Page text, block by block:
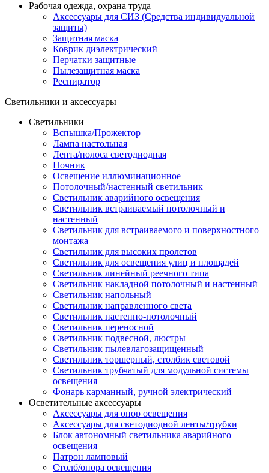
Рабочая одежда, охрана труда
Аксессуары для СИЗ (Средства индивидуальной
защиты)
Защитная маска
Коврик диэлектрический
Перчатки защитные
Пылезащитная маска
Респиратор
Светильники и аксессуары
Светильники
Вспышка/Прожектор
Лампа настольная
Лента/полоса светодиодная
Ночник
Освещение иллюминационное
Потолочный/настенный светильник
Светильник аварийного освещения
Светильник встраиваемый потолочный и
настенный
Светильник для встраиваемого и поверхностного
монтажа
Светильник для высоких пролетов
Светильник для освещения улиц и площадей
Светильник линейный реечного типа
Светильник накладной потолочный и настенный
Светильник напольный
Светильник направленного света
Светильник настенно-потолочный
Светильник переносной
Светильник подвесной, люстры
Светильник пылевлагозащищенный
Светильник торшерный, столбик световой
Светильник трубчатый для модульной системы
освещения
Фонарь карманный, ручной электрический
Осветительные аксессуары
Аксессуары для опор освещения
Аксессуары для светодиодной ленты/трубки
Блок автономный светильника аварийного
освещения
Патрон ламповый
Столб/опора освещения